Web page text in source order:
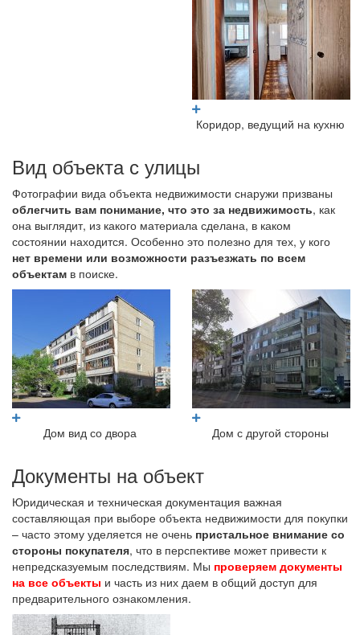
Коридор, ведущий на кухню
Вид объекта с улицы
Фотографии вида объекта недвижимости снаружи призваны
облегчить вам понимание, что это за недвижимость, как
она выглядит, из какого материала сделана, в каком
состоянии находится. Особенно это полезно для тех, у кого
нет времени или возможности разъезжать по всем
объектам в поиске.
Дом вид со двора Дом с другой стороны
Документы на объект
Юридическая и техническая документация важная
составляющая при выборе объекта недвижимости для покупки
– часто этому уделяется не очень пристальное внимание со
стороны покупателя, что в перспективе может привести к
непредсказуемым последствиям. Мы проверяем документы
на все объекты и часть из них даем в общий доступ для
предварительного ознакомления.